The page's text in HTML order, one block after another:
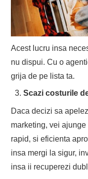
Acest lucru insa
nu dispui. Cu o
grija de pe lista ta.
Scazi costurile
Daca decizi sa
marketing, vei
rapid, si eficienta
insa mergi la sigur,
insa ii recuperezi